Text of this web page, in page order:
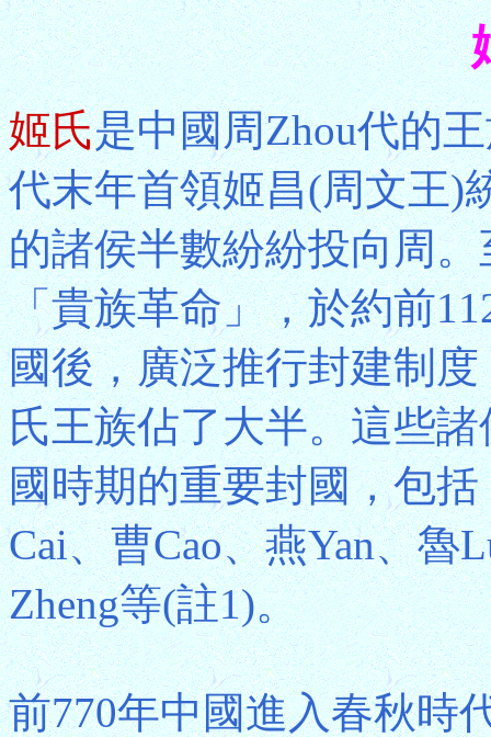
姬氏是中國周Zhou代的
代末年首領姬昌(周文王)
的諸侯半數紛紛投向周
「貴族革命」，於約前
國後，廣泛推行封建制
氏王族佔了大半。這些
國時期的重要封國，包
Cai、曹Cao、燕Yan、魯
Zheng等(註1)。
前770年中國進入春秋時